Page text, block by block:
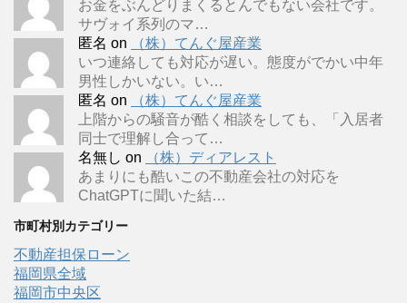
お金をぶんどりまくるとんでもない会社です。
サヴォイ系列のマ…
匿名 on
（株）てんぐ屋産業
いつ連絡しても対応が遅い。態度がでかい中年
男性しかいない。い…
匿名 on
（株）てんぐ屋産業
上階からの騒音が酷く相談をしても、「入居者
同士で理解し合って…
名無し on
（株）ディアレスト
あまりにも酷いこの不動産会社の対応を
ChatGPTに聞いた結…
市町村別カテゴリー
不動産担保ローン
福岡県全域
福岡市中央区